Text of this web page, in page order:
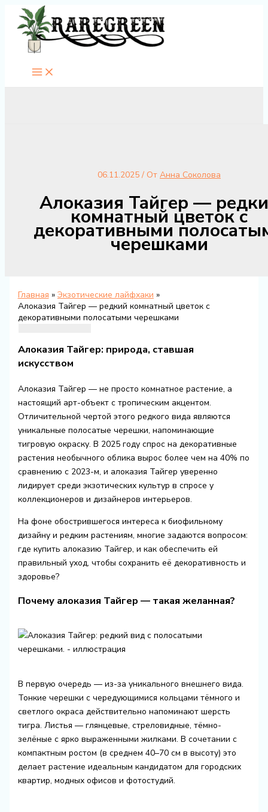
Перейти
содержимому
06.11.2025 / От Анна Соколова
Алоказия Тайгер —
комнатный цветок с
декоративными
черешками
Главная
Экзотические лайфхаки
Алоказия Тайгер — редкий комнатный цветок с
декоративными полосатыми черешками
Алоказия Тайгер: природа, ставшая
искусством
Алоказия Тайгер — не просто комнатное растение, а
настоящий арт-объект с тропическим акцентом.
Отличительной чертой этого редкого вида являются
уникальные полосатые черешки, напоминающие
тигровую окраску. В 2025 году спрос на декоративные
растения необычного облика вырос более чем на 40% по
сравнению с 2023-м, и алоказия Тайгер уверенно
лидирует среди экзотических культур в спросе у
коллекционеров и дизайнеров интерьеров.
На фоне обострившегося интереса к биофильному
дизайну и редким растениям, многие задаются вопросом:
где купить алоказию Тайгер, и как обеспечить ей
правильный уход, чтобы сохранить её декоративность и
здоровье?
Почему алоказия Тайгер — такая желанная?
В первую очередь — из-за уникального внешнего вида.
Тонкие черешки с чередующимися кольцами тёмного и
светлого окраса действительно напоминают шерсть
тигра. Листья — глянцевые, стреловидные, тёмно-
зелёные с ярко выраженными жилками. В сочетании с
компактным ростом (в среднем 40–70 см в высоту) это
делает растение идеальным кандидатом для городских
квартир, модных офисов и фотостудий.